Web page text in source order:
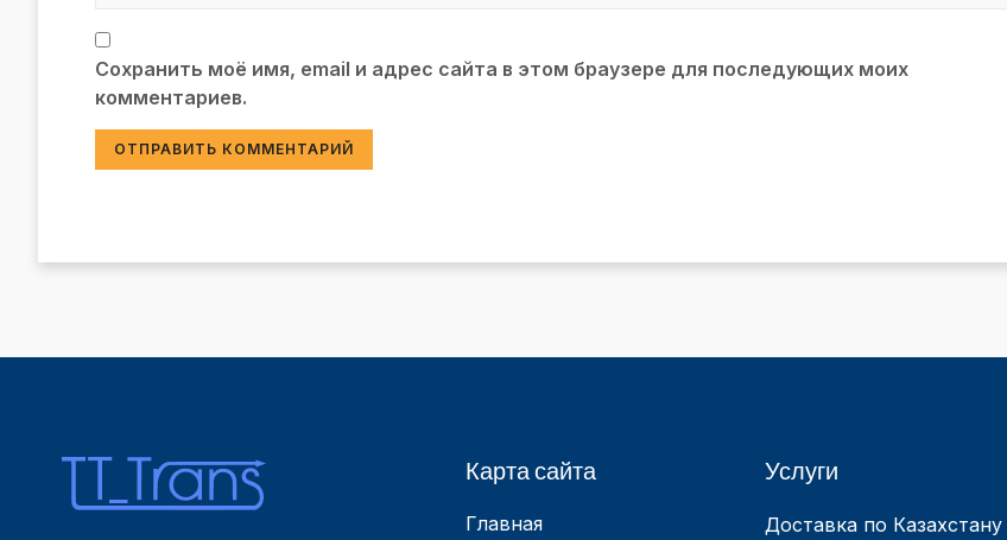
Сохранить моё имя, email и адрес сайта в этом браузере для последующих моих
комментариев.
Карта сайта
Главная
Услуги
Доставка по Казахстану